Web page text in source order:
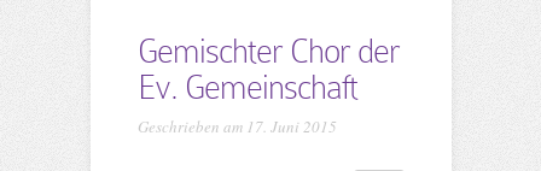
Gemischter Chor der
Ev. Gemeinschaft
Geschrieben am 17. Juni 2015